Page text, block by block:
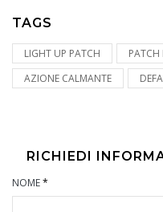
TAGS
LIGHT UP PATCH
PATCH
AZIONE CALMANTE
RICHIEDI
NOME*